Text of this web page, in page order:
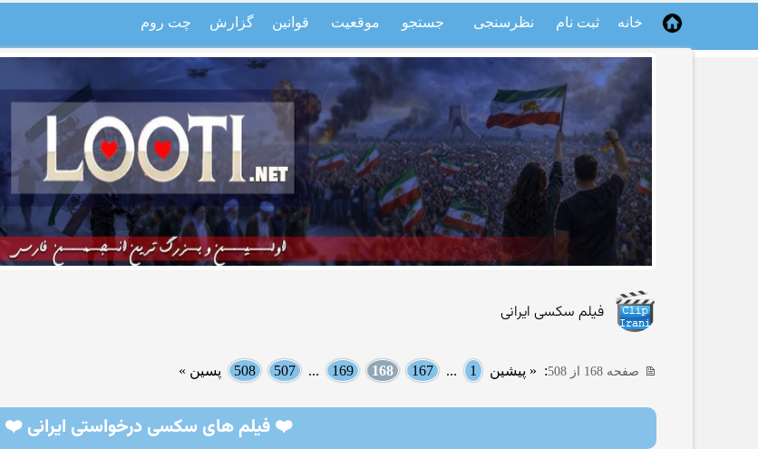
خانه ثبت نام نظرسنجی جستجو موقعیت قوانین گزارش چت روم
فیلم سکسی ایرانی
صفحه 168 از 508 : « پیشین 1
...
167
168
169
...
507
508 پسین »
❤️ فیلم های سکسی درخواستی ایرانی ❤️